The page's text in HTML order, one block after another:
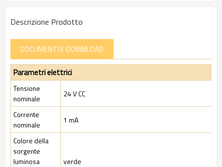
Descrizione Prodotto
DOCUMENTI E DOWNLOAD
Parametri elettrici
Tensione
nominale
24 V CC
Corrente
nominale
1 mA
Colore della
sorgente
luminosa
verde